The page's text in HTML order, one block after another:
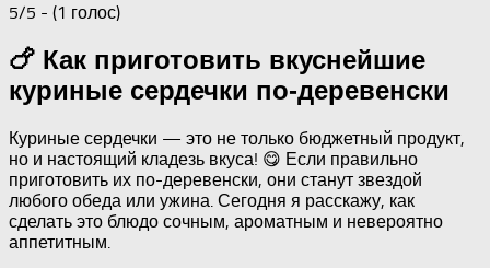
5/5 - (1 голос)
🍗 Как приготовить вкуснейшие
куриные сердечки по-деревенски
Куриные сердечки — это не только бюджетный продукт,
но и настоящий кладезь вкуса! 😋 Если правильно
приготовить их по-деревенски, они станут звездой
любого обеда или ужина. Сегодня я расскажу, как
сделать это блюдо сочным, ароматным и невероятно
аппетитным.